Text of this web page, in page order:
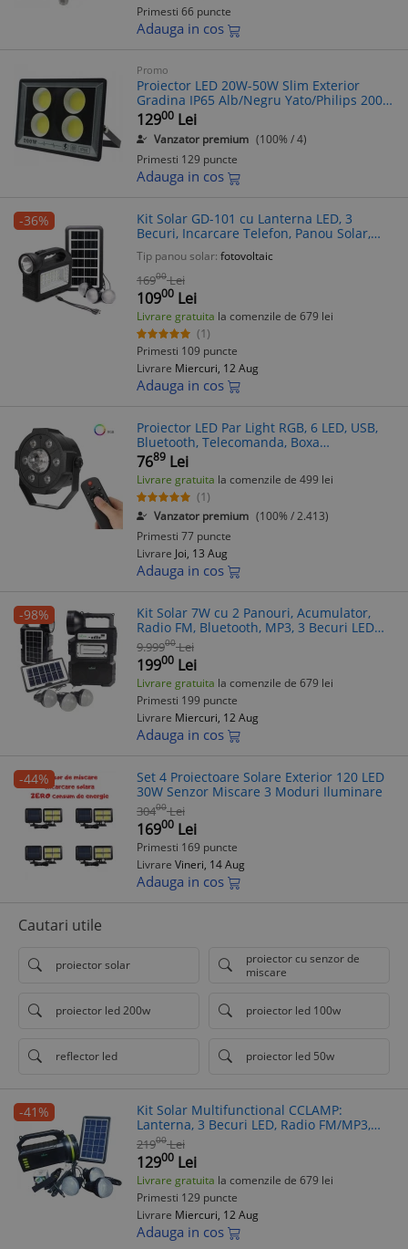
Primesti 66 puncte
Adauga in cos
Promo
Proiector LED 20W-50W Slim Exterior
Gradina IP65 Alb/Negru Yato/Philips 2000-
4000lm Lumina Rece/Calda cu Senzor
12900 Lei
Vanzator premium (100% / 4)
Primesti 129 puncte
Adauga in cos
-36%
Kit Solar GD-101 cu Lanterna LED, 3
Becuri, Incarcare Telefon, Panou Solar,
Powerbank, Iluminat Autonom
Tip panou solar: fotovoltaic
16900 Lei
10900 Lei
Livrare gratuita la comenzile de 679 lei
(1)
Primesti 109 puncte
Livrare Miercuri, 12 Aug
Adauga in cos
Proiector LED Par Light RGB, 6 LED, USB,
Bluetooth, Telecomanda, Boxa
Incorporata, Mini Glob Rotativ, Negru
7689 Lei
Livrare gratuita la comenzile de 499 lei
(1)
Vanzator premium (100% / 2.413)
Primesti 77 puncte
Livrare Joi, 13 Aug
Adauga in cos
-98%
Kit Solar 7W cu 2 Panouri, Acumulator,
Radio FM, Bluetooth, MP3, 3 Becuri LED
SMD, USB, Incarcare Telefon, Camping,
Urgenta
9.99900 Lei
19900 Lei
Livrare gratuita la comenzile de 679 lei
Primesti 199 puncte
Livrare Miercuri, 12 Aug
Adauga in cos
-44%
Set 4 Proiectoare Solare Exterior 120 LED
30W Senzor Miscare 3 Moduri Iluminare
30400 Lei
16900 Lei
Primesti 169 puncte
Livrare Vineri, 14 Aug
Adauga in cos
Cautari utile
proiector solar
proiector cu senzor de
miscare
proiector led 200w proiector led 100w
reflector led proiector led 50w
-41%
Kit Solar Multifunctional CCLAMP:
Lanterna, 3 Becuri LED, Radio FM/MP3,
Bluetooth, Incarcare Telefon, Acumulator
9000mAh, Panou Solar
21900 Lei
12900 Lei
Livrare gratuita la comenzile de 679 lei
Primesti 129 puncte
Livrare Miercuri, 12 Aug
Adauga in cos